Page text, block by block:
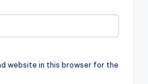
website in this browser for the